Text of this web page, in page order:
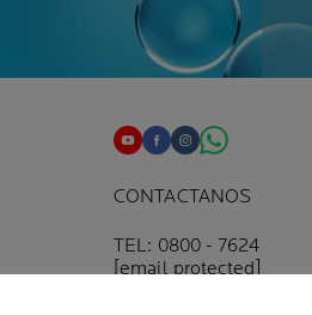
CONTACTANOS
TEL: 0800 - 7624
[email protected]